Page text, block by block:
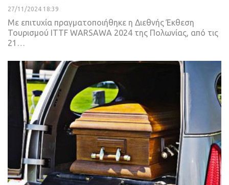
27/11/2024 18:39
Με επιτυχία πραγματοποιήθηκε η Διεθνής Έκθεση
Τουρισμού ITTF WARSAWA 2024 της Πολωνίας, από τις
21…